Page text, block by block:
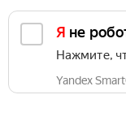
Я не
Нажмите,
Yandex